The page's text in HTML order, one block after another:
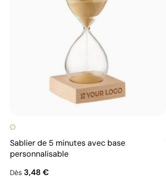
Sablier de 5 minutes avec base
personnalisable
Dès 3,48 €